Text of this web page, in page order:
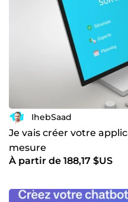
IhebSaad
Je vais créer votre
mesure
À partir de 188,17 $US